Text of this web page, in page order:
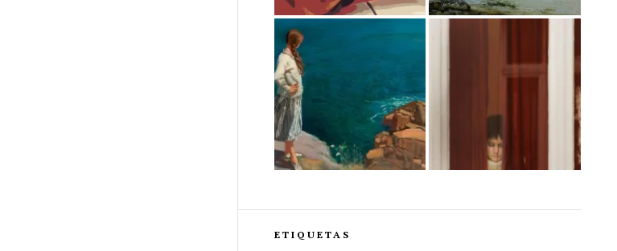
ETIQUETAS